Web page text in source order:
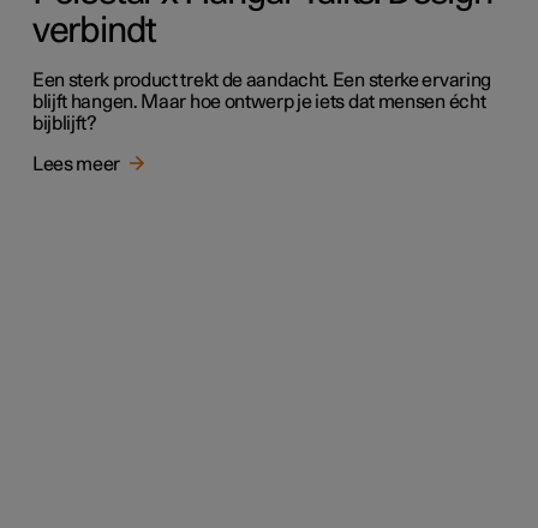
verbindt
Een sterk product trekt de aandacht. Een sterke ervaring
blijft hangen. Maar hoe ontwerp je iets dat mensen écht
bijblijft?
Lees meer